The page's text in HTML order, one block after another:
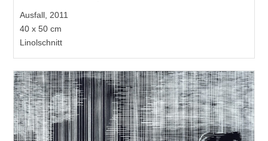
Ausfall, 2011
40 x 50 cm
Linolschnitt